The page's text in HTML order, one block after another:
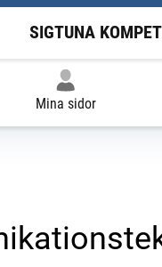
SIGTUNA
Mina sidor